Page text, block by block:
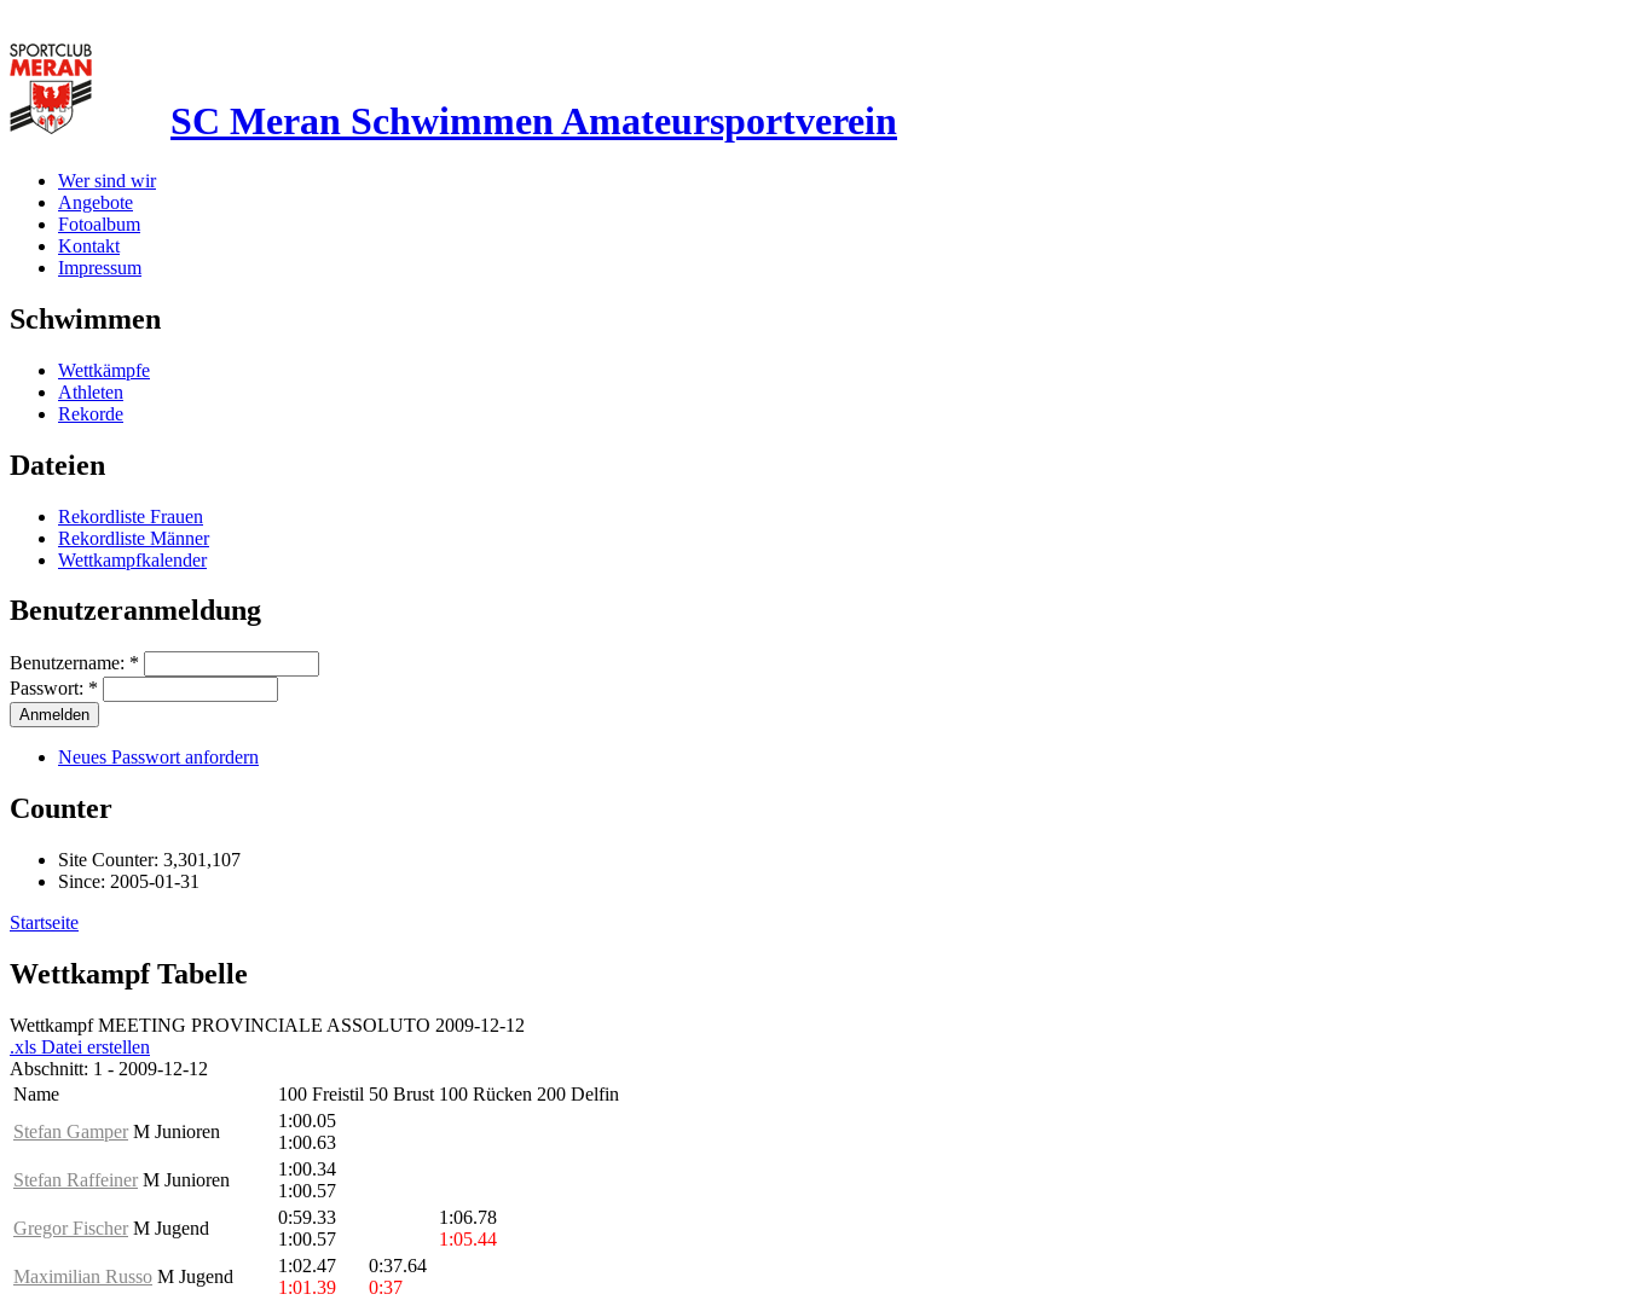
SC Meran SchwimmenAmateursportverein
Wer sind wir
Angebote
Fotoalbum
Kontakt
Impressum
Schwimmen
Wettkämpfe
Athleten
Rekorde
Dateien
Rekordliste Frauen
Rekordliste Männer
Wettkampfkalender
Benutzeranmeldung
Benutzername: *
Passwort: *
Neues Passwort anfordern
Counter
Site Counter: 3,301,107
Since: 2005-01-31
Startseite
Wettkampf Tabelle
Wettkampf MEETING PROVINCIALE ASSOLUTO 2009-12-12
.xls Datei erstellen
Abschnitt: 1 - 2009-12-12
Name
100 Freistil 50 Brust 100 Rücken 200 Delfin
Stefan Gamper M Junioren
1:00.05
1:00.63
Stefan Raffeiner M Junioren
1:00.34
1:00.57
Gregor Fischer M Jugend
0:59.33
1:00.57
1:06.78
1:05.44
Maximilian Russo M Jugend
1:02.47
1:01.39
0:37.64
0:37